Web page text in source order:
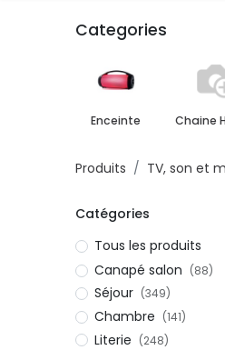
Categories
Enceinte
Produits TV, son et
Catégories
Tous les produits
Canapé salon (88)
Séjour (349)
Chambre (141)
Literie (248)
Catégories
Séjour
Gros électroménager
Tv , Son , multimédia
Programme de bureau
Décorations
Petit meubles